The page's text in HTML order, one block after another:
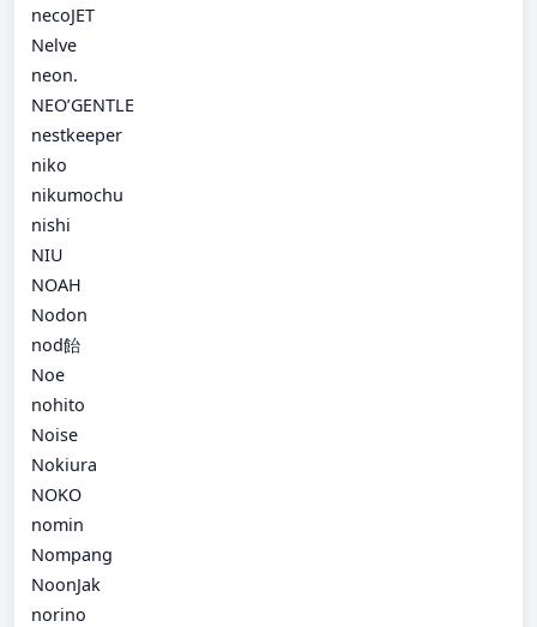
necoJET
Nelve
neon.
NEO’GENTLE
nestkeeper
niko
nikumochu
nishi
NIU
NOAH
Nodon
nod飴
Noe
nohito
Noise
Nokiura
NOKO
nomin
Nompang
NoonJak
norino